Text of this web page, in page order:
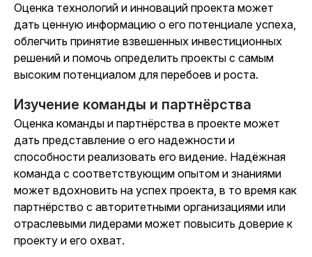
Оценка технологий и инноваций проекта может
дать ценную информацию о его потенциале успеха,
облегчить принятие взвешенных инвестиционных
решений и помочь определить проекты с самым
высоким потенциалом для перебоев и роста.
Изучение команды и партнёрства
Оценка команды и партнёрства в проекте может
дать представление о его надежности и
способности реализовать его видение. Надёжная
команда с соответствующим опытом и знаниями
может вдохновить на успех проекта, в то время как
партнёрство с авторитетными организациями или
отраслевыми лидерами может повысить доверие к
проекту и его охват.